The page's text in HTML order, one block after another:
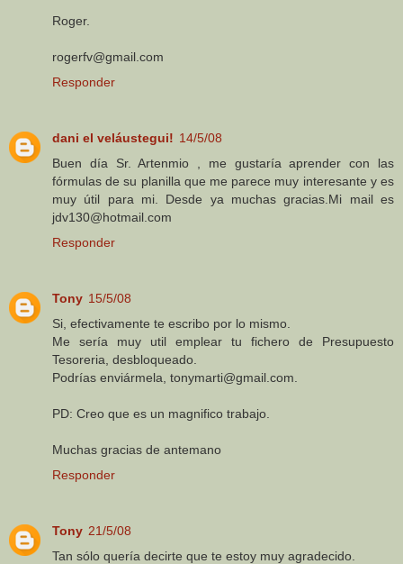
Roger.
rogerfv@gmail.com
Responder
dani el veláustegui! 14/5/08
Buen día Sr. Artenmio , me gustaría aprender con las
fórmulas de su planilla que me parece muy interesante y es
muy útil para mi. Desde ya muchas gracias.Mi mail es
jdv130@hotmail.com
Responder
Tony 15/5/08
Si, efectivamente te escribo por lo mismo.
Me sería muy util emplear tu fichero de Presupuesto
Tesoreria, desbloqueado.
Podrías enviármela, tonymarti@gmail.com.
PD: Creo que es un magnifico trabajo.
Muchas gracias de antemano
Responder
Tony 21/5/08
Tan sólo quería decirte que te estoy muy agradecido.